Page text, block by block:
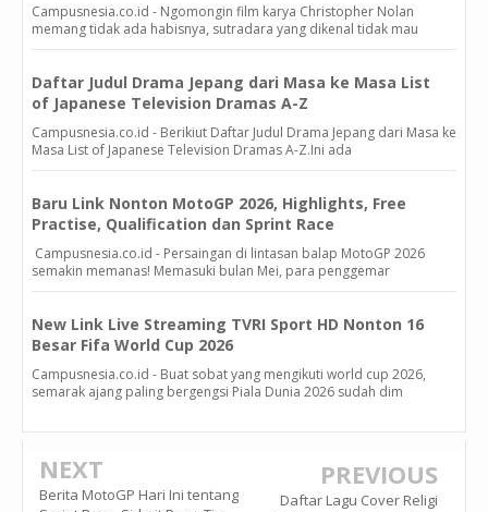
Campusnesia.co.id - Ngomongin film karya Christopher Nolan
memang tidak ada habisnya, sutradara yang dikenal tidak mau
Daftar Judul Drama Jepang dari Masa ke Masa List
of Japanese Television Dramas A-Z
Campusnesia.co.id - Berikiut Daftar Judul Drama Jepang dari Masa ke
Masa List of Japanese Television Dramas A-Z.Ini ada
Baru Link Nonton MotoGP 2026, Highlights, Free
Practise, Qualification dan Sprint Race
Campusnesia.co.id - Persaingan di lintasan balap MotoGP 2026
semakin memanas! Memasuki bulan Mei, para penggemar
New Link Live Streaming TVRI Sport HD Nonton 16
Besar Fifa World Cup 2026
Campusnesia.co.id - Buat sobat yang mengikuti world cup 2026,
semarak ajang paling bergengsi Piala Dunia 2026 sudah dim
NEXT
Berita MotoGP Hari Ini tentang
PREVIOUS
Daftar Lagu Cover Religi